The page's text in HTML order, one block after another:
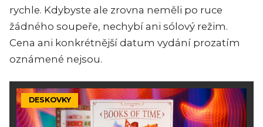
rychle. Kdybyste ale zrovna neměli po ruce
žádného soupeře, nechybí ani sólový režim.
Cena ani konkrétnější datum vydání prozatím
oznámené nejsou.
DESKOVKY